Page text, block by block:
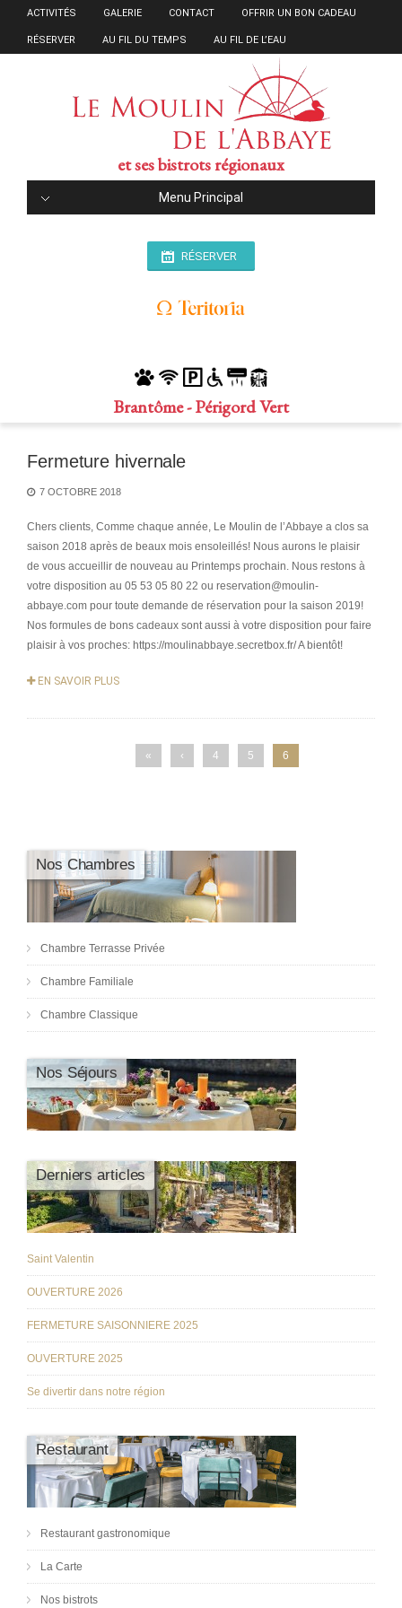
ACTIVITÉS GALERIE CONTACT OFFRIR UN BON CADEAU
RÉSERVER AU FIL DU TEMPS AU FIL DE L’EAU
et ses bistrots régionaux
Menu Principal
RÉSERVER
Brantôme - Périgord Vert
Fermeture hivernale
7 OCTOBRE 2018
Chers clients, Comme chaque année, Le Moulin de l’Abbaye a clos sa
saison 2018 après de beaux mois ensoleillés! Nous aurons le plaisir
de vous accueillir de nouveau au Printemps prochain. Nous restons à
votre disposition au 05 53 05 80 22 ou reservation@moulin-
abbaye.com pour toute demande de réservation pour la saison 2019!
Nos formules de bons cadeaux sont aussi à votre disposition pour faire
plaisir à vos proches: https://moulinabbaye.secretbox.fr/ A bientôt!
EN SAVOIR PLUS
« ‹ 4 5 6
Nos Chambres
Chambre Terrasse Privée
Chambre Familiale
Chambre Classique
Nos Séjours
Derniers articles
Saint Valentin
OUVERTURE 2026
FERMETURE SAISONNIERE 2025
OUVERTURE 2025
Se divertir dans notre région
Restaurant
Restaurant gastronomique
La Carte
Nos bistrots